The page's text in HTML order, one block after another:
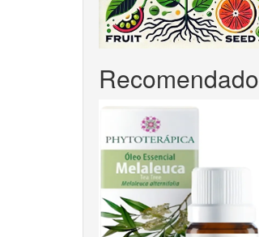
Recomendado